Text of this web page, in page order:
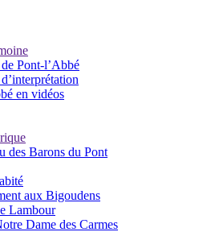
Pont-l’Abbé
en vidéos
des Barons du Pont
aux Bigoudens
Lambour
Dame des Carmes